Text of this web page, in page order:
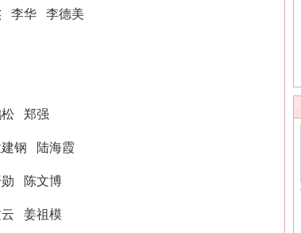
李华 李德美
郑强
钢 陆海霞
陈文博
姜祖模